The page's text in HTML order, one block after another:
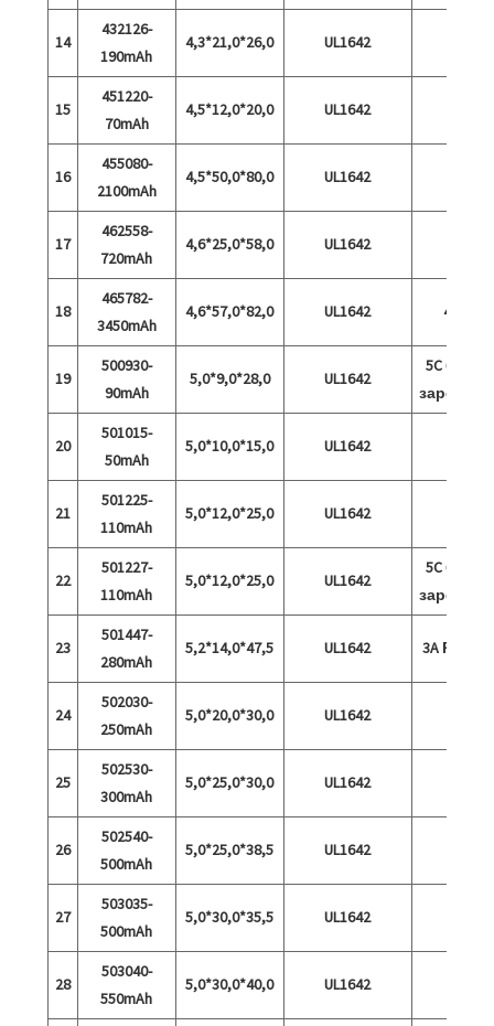
14
432126-
190mAh
4,3*21,0*26,0 UL1642
15
451220-
70mAh
4,5*12,0*20,0 UL1642
16
455080-
2100mAh
4,5*50,0*80,0 UL1642
17
462558-
720mAh
4,6*25,0*58,0 UL1642
18
465782-
3450mAh
4,6*57,0*82,0 UL1642 4.35V
19
500930-
90mAh
5,0*9,0*28,0 UL1642
5C бързо
20
501015-
50mAh
5,0*10,0*15,0 UL1642
21
501225-
110mAh
5,0*12,0*25,0 UL1642
22
501227-
110mAh
5,0*12,0*25,0 UL1642
5C бързо
23
501447-
280mAh
5,2*14,0*47,5 UL1642 3A
24
502030-
250mAh
5,0*20,0*30,0 UL1642
25
502530-
300mAh
5,0*25,0*30,0 UL1642
26
502540-
500mAh
5,0*25,0*38,5 UL1642
27
503035-
500mAh
5,0*30,0*35,5 UL1642
28
503040-
550mAh
5,0*30,0*40,0 UL1642